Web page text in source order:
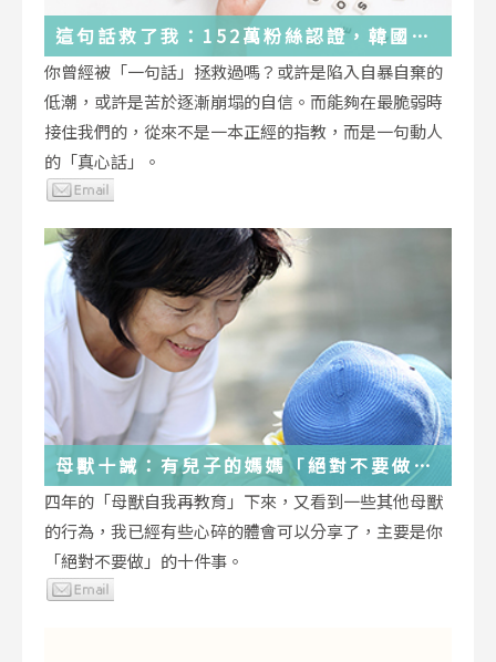
這句話救了我：152萬粉絲認證，韓國最
受歡迎的YouTuber「國民姐姐」金美敬
為跌落情緒深淵的你雪中送炭！
你曾經被「一句話」拯救過嗎？或許是陷入自暴自棄的
低潮，或許是苦於逐漸崩塌的自信。而能夠在最脆弱時
接住我們的，從來不是一本正經的指教，而是一句動人
的「真心話」。
母獸十誡：有兒子的媽媽「絕對不要做」
的十件事
四年的「母獸自我再教育」下來，又看到一些其他母獸
的行為，我已經有些心碎的體會可以分享了，主要是你
「絕對不要做」的十件事。